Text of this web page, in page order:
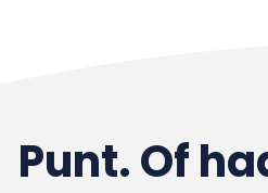
Punt. Of